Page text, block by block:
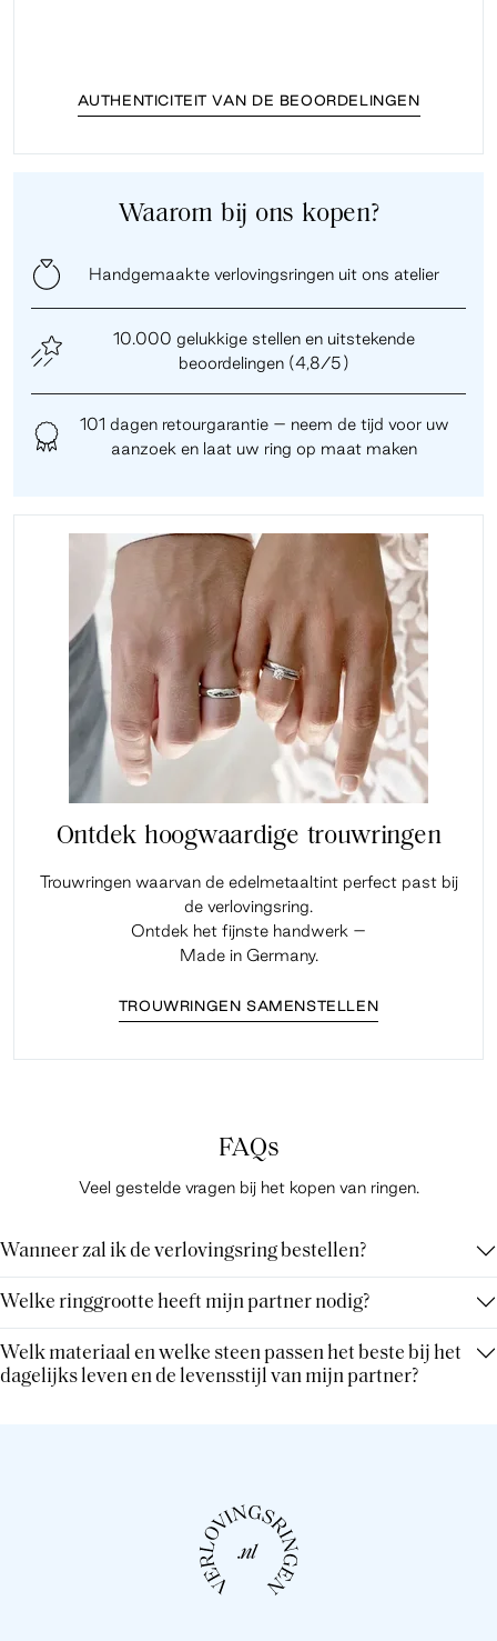
AUTHENTICITEIT VAN DE BEOORDELINGEN
Waarom bij ons kopen?
Handgemaakte verlovingsringen uit ons atelier
10.000 gelukkige stellen en uitstekende
beoordelingen (4,8/5)
101 dagen retourgarantie – neem de tijd voor uw
aanzoek en laat uw ring op maat maken
Ontdek hoogwaardige trouwringen
Trouwringen waarvan de edelmetaaltint perfect past bij
de verlovingsring.
Ontdek het fijnste handwerk –
Made in Germany.
TROUWRINGEN SAMENSTELLEN
FAQs
Veel gestelde vragen bij het kopen van ringen.
Wanneer zal ik de verlovingsring bestellen?
Welke ringgrootte heeft mijn partner nodig?
Welk materiaal en welke steen passen het beste bij het
dagelijks leven en de levensstijl van mijn partner?